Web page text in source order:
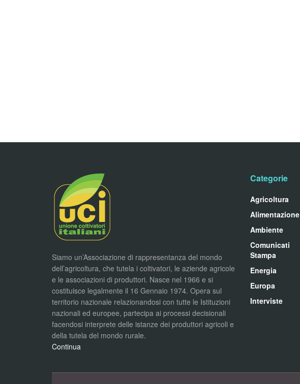
Siamo un’Associazione di rappresentanza del mondo
dell’agricoltura, che tutela i coltivatori, le aziende agricole
e le associazioni di produttori. Nasce nel 1966 e si
costituisce legalmente il 16 Gennaio 1974. Opera sul
territorio nazionale relazionandosi con tutte le Istituzioni
nazionali ed europee, partecipa ai processi decisionali
facendosi interprete delle istanze dei produttori agricoli e
della tutela del mondo rurale.
Continua
Categorie
Agricoltura
Alimentazione
Ambiente
Comunicati
Stampa
Energia
Europa
Interviste